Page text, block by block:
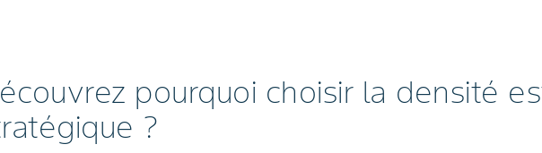
pourquoi choisir la densité
?